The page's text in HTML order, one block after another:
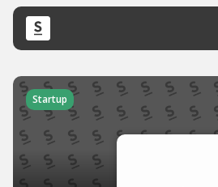
Startup